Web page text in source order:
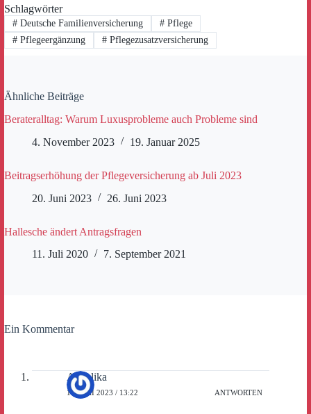
Schlagwörter
#Deutsche Familienversicherung #Pflege
#Pflegeergänzung #Pflegezusatzversicherung
Ähnliche Beiträge
Berateralltag: Warum Luxusprobleme auch Probleme sind
4. November 2023
19. Januar 2025
Beitragserhöhung der Pflegeversicherung ab Juli 2023
20. Juni 2023
26. Juni 2023
Hallesche ändert Antragsfragen
11. Juli 2020
7. September 2021
Ein Kommentar
Angelika
11. MAI 2023 / 13:22 ANTWORTEN